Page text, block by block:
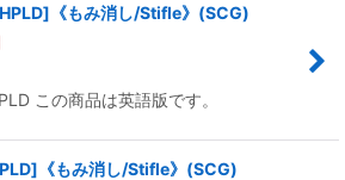
《もみ消し/Stifle》(SCG)
この商品は英語版です。
《もみ消し/Stifle》(SCG)